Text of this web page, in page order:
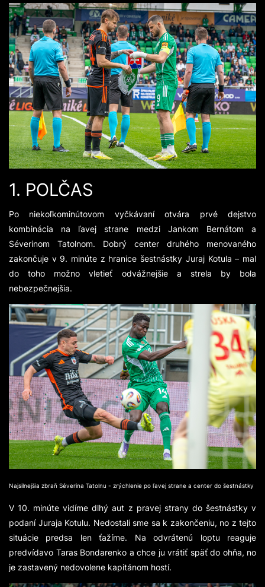
1. POLČAS
Po niekoľkominútovom vyčkávaní otvára prvé dejstvo
kombinácia na ľavej strane medzi Jankom Bernátom a
Séverinom Tatolnom. Dobrý center druhého menovaného
zakončuje v 9. minúte z hranice šestnástky Juraj Kotula – mal
do toho možno vletieť odvážnejšie a strela by bola
nebezpečnejšia.
Najsilnejšia zbraň Séverina Tatolnu - zrýchlenie po ľavej strane a center do šestnástky
V 10. minúte vidíme dlhý aut z pravej strany do šestnástky v
podaní Juraja Kotulu. Nedostali sme sa k zakončeniu, no z tejto
situácie predsa len ťažíme. Na odvrátenú loptu reaguje
predvídavo Taras Bondarenko a chce ju vrátiť späť do ohňa, no
je zastavený nedovolene kapitánom hostí.